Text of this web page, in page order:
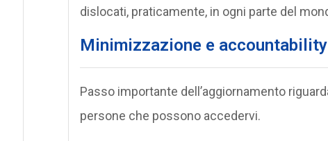
dislocati, praticamente, in ogni parte del
Minimizzazione e accountability
Passo importante dell’aggiornamento
persone che possono accedervi.